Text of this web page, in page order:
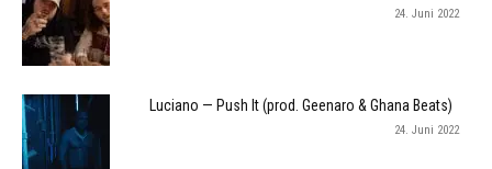
24. Juni 2022
Luciano — Push It (prod. Geenaro & Ghana Beats)
24. Juni 2022